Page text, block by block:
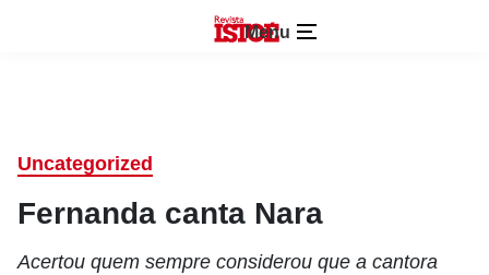
Menu
Uncategorized
Fernanda canta Nara
Acertou quem sempre considerou que a cantora